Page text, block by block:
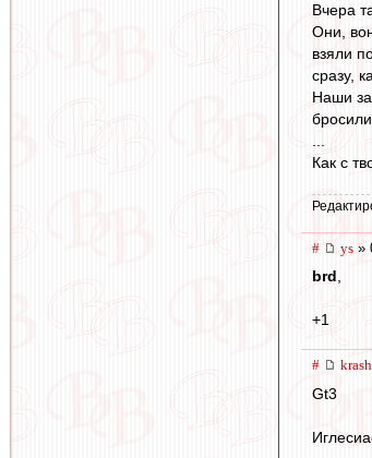
Вчера
Они,
взяли
сразу,
Наши
...
Как с
# ys »
brd,
+1
# krash
Gt3